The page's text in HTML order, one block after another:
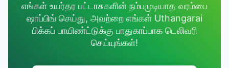
எங்கள் உயர்தர பட்டாசுகளின் நம்பமுடியாத வரம்பை
ஷாப்பிங் செய்து, அவற்றை எங்கள் Uthangarai
பிக்கப் பாயிண்ட்டுக்கு பாதுகாப்பாக டெலிவரி
செய்யுங்கள்!